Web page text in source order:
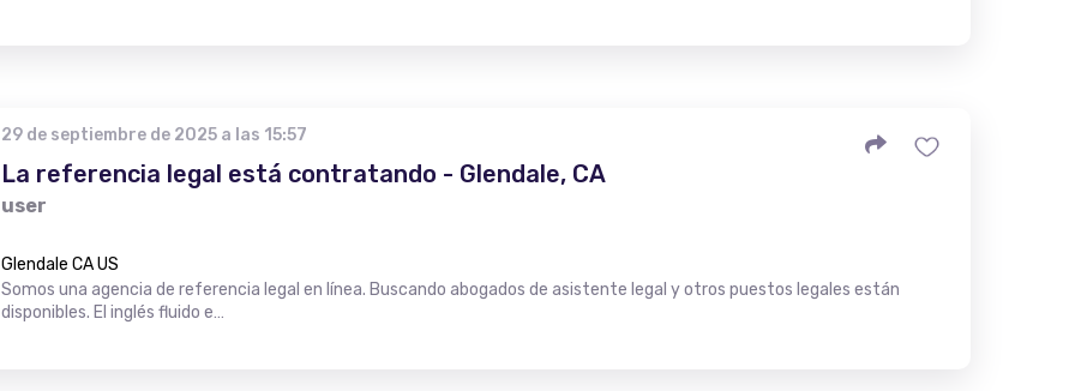
29 de septiembre de 2025 a las 15:57
La referencia legal está contratando - Glendale, CA
user
Glendale CA US
Somos una agencia de referencia legal en línea. Buscando abogados de asistente legal y otros puestos legales están
disponibles. El inglés fluido e…